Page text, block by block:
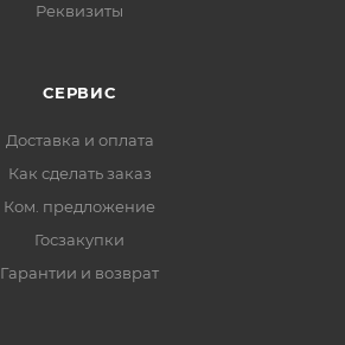
Реквизиты
СЕРВИС
Доставка и оплата
Как сделать заказ
Ком. предложение
Госзакупки
Гарантии и возврат